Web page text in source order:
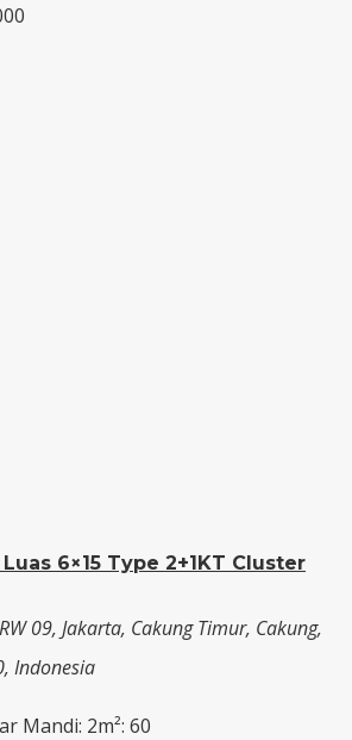
6×15 Type 2+1KT Cluster
09, Jakarta, Cakung Timur, Cakung,
Indonesia
Mandi: 2m²: 60